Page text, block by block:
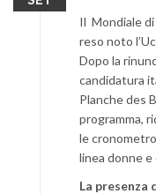
Il Mondiale di
reso noto
Dopo la
candidatura
Planche des
programma,
le
linea donne
La presenza